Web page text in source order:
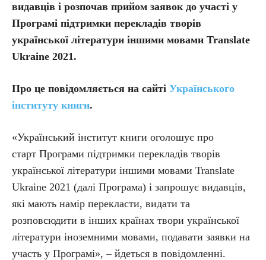
видавців і розпочав прийом заявок до участі у
Програмі підтримки перекладів творів
української літератури іншими мовами Translate
Ukraine 2021.
Про це повідомляється на сайті Українського
інституту книги.
«Український інститут книги оголошує про
старт Програми підтримки перекладів творів
української літератури іншими мовами Translate
Ukraine 2021 (далі Програма) і запрошує видавців,
які мають намір перекласти, видати та
розповсюдити в інших країнах твори української
літератури іноземними мовами, подавати заявки на
участь у Програмі», – йдеться в повідомленні.